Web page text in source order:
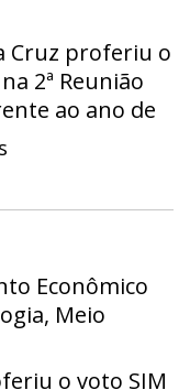
Cruz proferiu o
2ª Reunião
ao ano de
Econômico
Meio
o voto SIM